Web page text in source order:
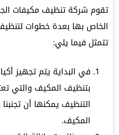
تقوم شركة تنظيف مكيفات
الخاص بها بعدة خطوات
تتمثل فيما يلي:
في البداية يتم تجهيز
بتنظيف المكيف والتي
التنظيف يمكنها أن
المكيف.